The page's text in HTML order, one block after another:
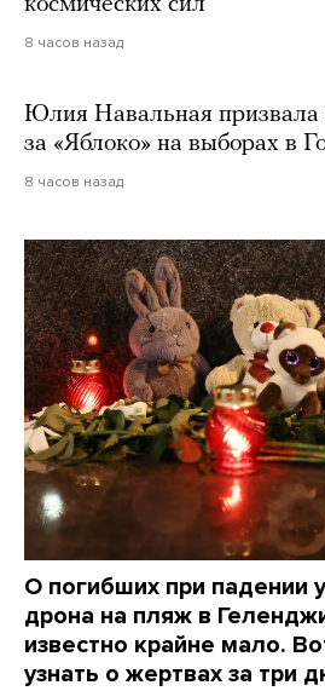
космических сил
8 часов назад
Юлия Навальная призвала
за «Яблоко» на выборах в
8 часов назад
О погибших при падении
дрона на пляж в
известно крайне мало.
узнать о жертвах за три